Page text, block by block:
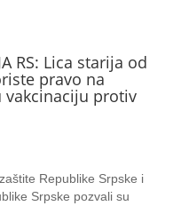
RS: Lica starija od
pravo na
protiv
Republike Srpske i
Srpske pozvali su